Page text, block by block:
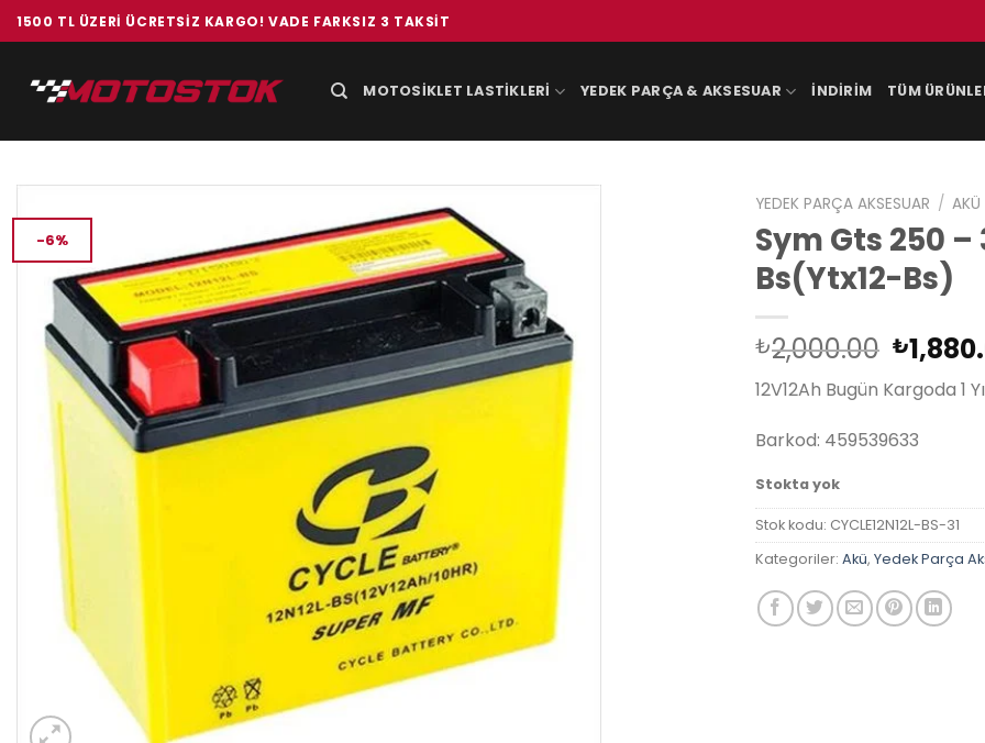
İçeriğe
atla
1500 TL ÜZERI ÜCRETSIZ KARGO! VADE FARKSIZ 3 TAKSIT
MOTOSIKLET LASTIKLERI YEDEK PARÇA & AKSESUAR İNDIRIM TÜM
-6%
YEDEK PARÇA AKSESUAR / AKÜ
Sym Gts 250 –
Bs(Ytx12-Bs)
₺2,000.00
fiyat:
₺
12V12Ah Bugün Kargoda 1
Barkod: 459539633
Stokta yok
Stok kodu: CYCLE12N12L-BS-31
Kategoriler: Akü, Yedek Parça